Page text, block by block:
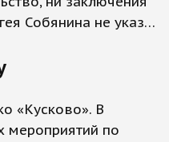
Собянина не указ…
«Кусково». В
мероприятий по